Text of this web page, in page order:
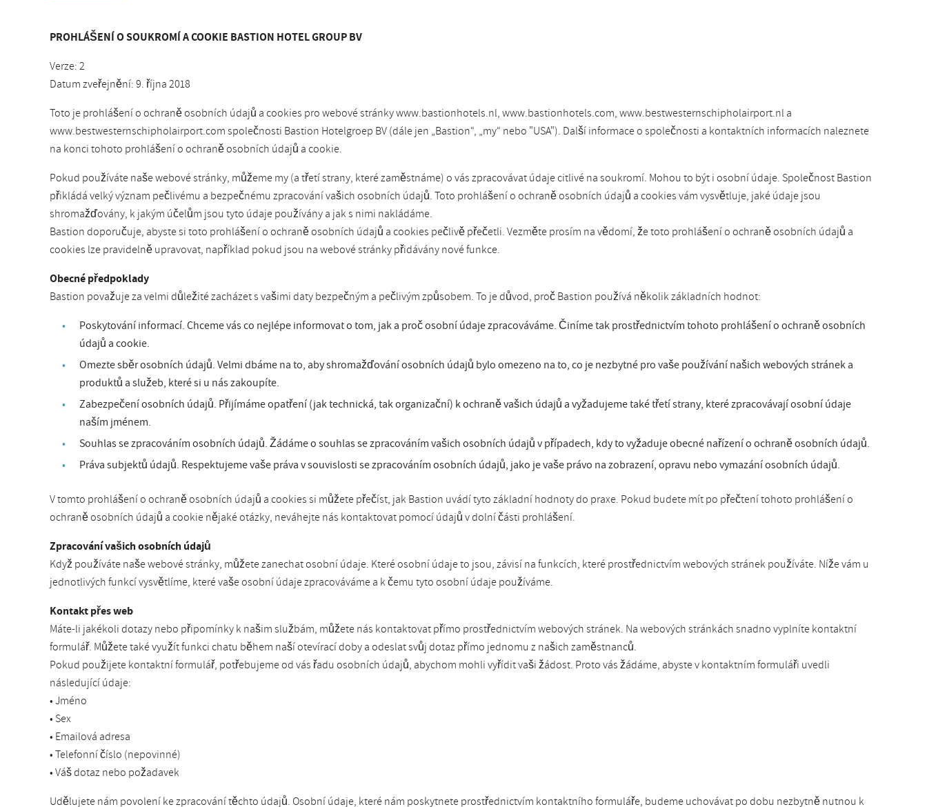
PROHLÁŠENÍ O SOUKROMÍ A COOKIE BASTION HOTEL GROUP BV
Verze: 2
Datum zveřejnění: 9. října 2018
Toto je prohlášení o ochraně osobních údajů a cookies pro webové stránky www.bastionhotels.nl, www.bastionhotels.com, www.bestwesternschipholairport.nl a
www.bestwesternschipholairport.com společnosti Bastion Hotelgroep BV (dále jen „Bastion“, „my“ nebo "USA"). Další informace o společnosti a kontaktních informacích naleznete
na konci tohoto prohlášení o ochraně osobních údajů a cookie.
Pokud používáte naše webové stránky, můžeme my (a třetí strany, které zaměstnáme) o vás zpracovávat údaje citlivé na soukromí. Mohou to být i osobní údaje. Společnost Bastion
přikládá velký význam pečlivému a bezpečnému zpracování vašich osobních údajů. Toto prohlášení o ochraně osobních údajů a cookies vám vysvětluje, jaké údaje jsou
shromažďovány, k jakým účelům jsou tyto údaje používány a jak s nimi nakládáme.
Bastion doporučuje, abyste si toto prohlášení o ochraně osobních údajů a cookies pečlivě přečetli. Vezměte prosím na vědomí, že toto prohlášení o ochraně osobních údajů a
cookies lze pravidelně upravovat, například pokud jsou na webové stránky přidávány nové funkce.
Obecné předpoklady
Bastion považuje za velmi důležité zacházet s vašimi daty bezpečným a pečlivým způsobem. To je důvod, proč Bastion používá několik základních hodnot:
Poskytování informací. Chceme vás co nejlépe informovat o tom, jak a proč osobní údaje zpracováváme. Činíme tak prostřednictvím tohoto prohlášení o ochraně osobních
údajů a cookie.
Omezte sběr osobních údajů. Velmi dbáme na to, aby shromažďování osobních údajů bylo omezeno na to, co je nezbytné pro vaše používání našich webových stránek a
produktů a služeb, které si u nás zakoupíte.
Zabezpečení osobních údajů. Přijímáme opatření (jak technická, tak organizační) k ochraně vašich údajů a vyžadujeme také třetí strany, které zpracovávají osobní údaje
naším jménem.
Souhlas se zpracováním osobních údajů. Žádáme o souhlas se zpracováním vašich osobních údajů v případech, kdy to vyžaduje obecné nařízení o ochraně osobních údajů.
Práva subjektů údajů. Respektujeme vaše práva v souvislosti se zpracováním osobních údajů, jako je vaše právo na zobrazení, opravu nebo vymazání osobních údajů.
V tomto prohlášení o ochraně osobních údajů a cookies si můžete přečíst, jak Bastion uvádí tyto základní hodnoty do praxe. Pokud budete mít po přečtení tohoto prohlášení o
ochraně osobních údajů a cookie nějaké otázky, neváhejte nás kontaktovat pomocí údajů v dolní části prohlášení.
Zpracování vašich osobních údajů
Když používáte naše webové stránky, můžete zanechat osobní údaje. Které osobní údaje to jsou, závisí na funkcích, které prostřednictvím webových stránek používáte. Níže vám u
jednotlivých funkcí vysvětlíme, které vaše osobní údaje zpracováváme a k čemu tyto osobní údaje používáme.
Kontakt přes web
Máte-li jakékoli dotazy nebo připomínky k našim službám, můžete nás kontaktovat přímo prostřednictvím webových stránek. Na webových stránkách snadno vyplníte kontaktní
formulář. Můžete také využít funkci chatu během naší otevírací doby a odeslat svůj dotaz přímo jednomu z našich zaměstnanců.
Pokud použijete kontaktní formulář, potřebujeme od vás řadu osobních údajů, abychom mohli vyřídit vaši žádost. Proto vás žádáme, abyste v kontaktním formuláři uvedli
následující údaje:
• Jméno
• Sex
• Emailová adresa
• Telefonní číslo (nepovinné)
• Váš dotaz nebo požadavek
Udělujete nám povolení ke zpracování těchto údajů. Osobní údaje, které nám poskytnete prostřednictvím kontaktního formuláře, budeme uchovávat po dobu nezbytně nutnou k